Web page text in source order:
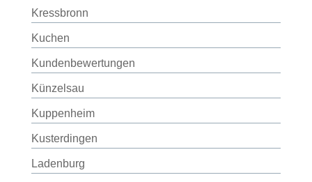
Kressbronn
Kuchen
Kundenbewertungen
Künzelsau
Kuppenheim
Kusterdingen
Ladenburg